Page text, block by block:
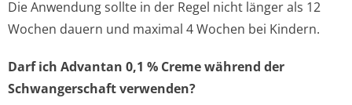
Die Anwendung sollte in der Regel nicht länger als 12
Wochen dauern und maximal 4 Wochen bei Kindern.
Darf ich Advantan 0,1 % Creme während der
Schwangerschaft verwenden?